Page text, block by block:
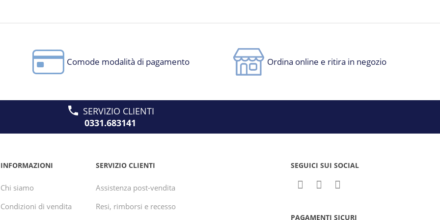
Comode modalità di pagamento Ordina online e ritira in negozio
SERVIZIO CLIENTI
0331.683141
INFORMAZIONI
Chi siamo
Condizioni di vendita
SERVIZIO CLIENTI
Assistenza post-vendita
Resi, rimborsi e recesso
SEGUICI SUI SOCIAL
PAGAMENTI SICURI